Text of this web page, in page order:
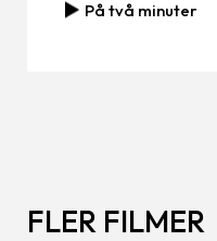
På två minuter
FLER FILMER